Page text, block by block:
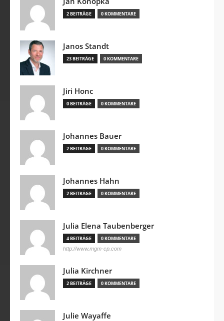
2 BEITRÄGE 0 KOMMENTARE
Janos Standt
23 BEITRÄGE 0 KOMMENTARE
Jiri Honc
0 BEITRÄGE 0 KOMMENTARE
Johannes Bauer
2 BEITRÄGE 0 KOMMENTARE
Johannes Hahn
2 BEITRÄGE 0 KOMMENTARE
Julia Elena Taubenberger
4 BEITRÄGE 0 KOMMENTARE
http://www.mgm-cp.com
Julia Kirchner
2 BEITRÄGE 0 KOMMENTARE
Julie Wayaffe